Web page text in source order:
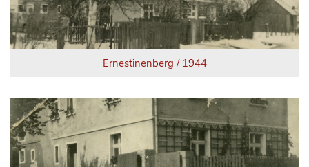
Ernestinenberg / 1944